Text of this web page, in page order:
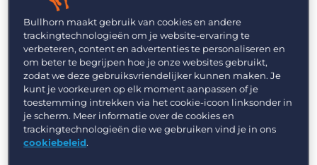
talent waarvan slechts 36% een concreet plan
heeft om dit aan te pakken.
Voor vooruitdenkende bureaus: het is nu het
moment om in te spelen op deze achterstand in
strategisch denken. In deze blog lees je hoe.
Neem een strategische aanpak aan
Bullhorn maakt gebruik van cookies en andere
trackingtechnologieën om je website-ervaring te
verbeteren, content en advertenties te personaliseren en
om beter te begrijpen hoe je onze websites gebruikt,
zodat we deze gebruiksvriendelijker kunnen maken. Je
kunt je voorkeuren op elk moment aanpassen of je
toestemming intrekken via het cookie-icoon linksonder in
je scherm. Meer informatie over de cookies en
trackingtechnologieën die we gebruiken vind je in ons
cookiebeleid.